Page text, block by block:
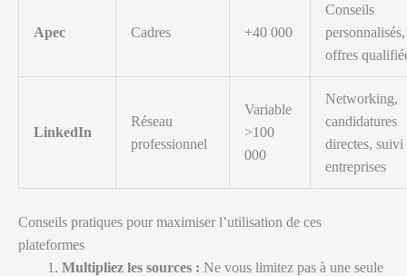
Apec Cadres +40 000
Conseils
personnalisés,
offres
LinkedIn
Réseau
professionnel
Variable
>100
000
Networking,
candidatures
directes, suivi
entreprises
Conseils pratiques pour maximiser l’utilisation de ces
plateformes
Multipliez les sources : Ne vous limitez pas à une seule